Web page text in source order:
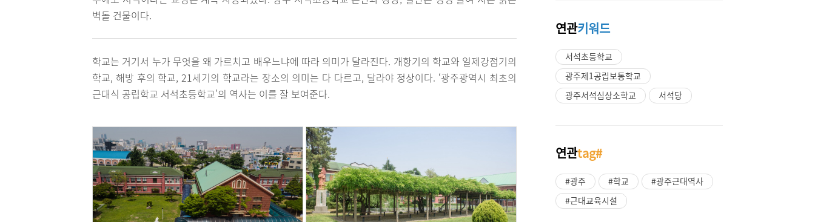
벽돌 건물이다.
학교는 거기서 누가 무엇을 왜 가르치고 배우느냐에 따라 의미가 달라진다. 개항기의 학교와 일제강점기의
학교, 해방 후의 학교, 21세기의 학교라는 장소의 의미는 다 다르고, 달라야 정상이다. ‘광주광역시 최초의
근대식 공립학교 서석초등학교’의 역사는 이를 잘 보여준다.
연관키워드
서석초등학교
광주제1공립보통학교
광주서석심상소학교
서석당
연관tag#
#광주 #학교
#광주근대역사
#근대교육시설